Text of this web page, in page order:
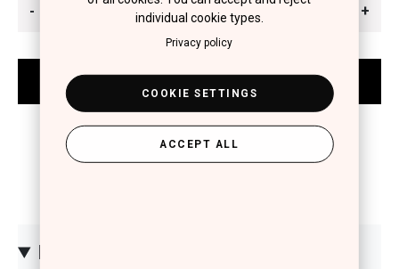
- +
ΠΕΡΙΓΡΑΦΗ
individual cookie types.
Privacy policy
COOKIE SETTINGS
ACCEPT ALL